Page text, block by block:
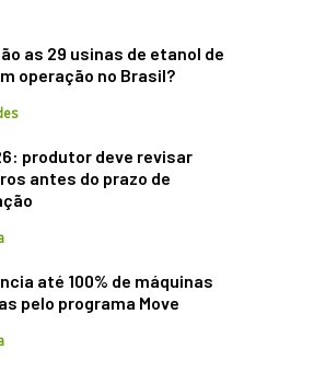
as 29 usinas de etanol de
operação no Brasil?
produtor deve revisar
antes do prazo de
até 100% de máquinas
pelo programa Move